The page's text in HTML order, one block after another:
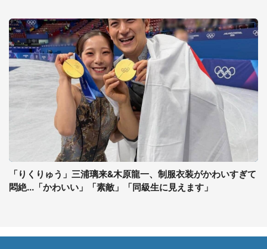
「りくりゅう」三浦璃来&木原龍一、制服衣装がかわいすぎて
悶絶...「かわいい」「素敵」「同級生に見えます」